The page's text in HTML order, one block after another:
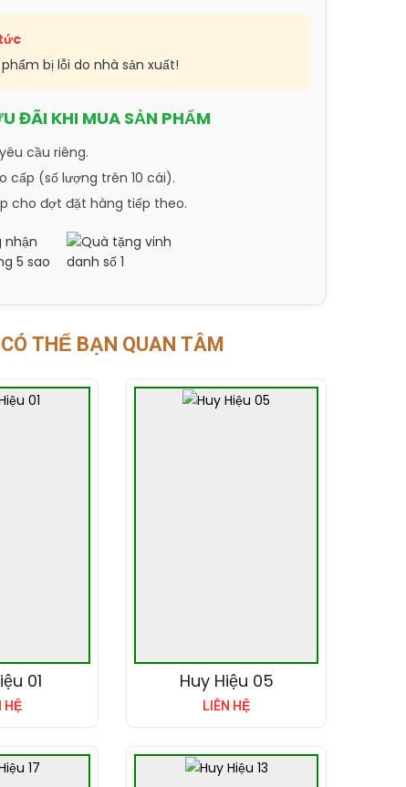
bị lỗi do nhà sản xuất!
ĐÃI KHI MUA SẢN PHẨM
cầu riêng.
cấp (số lượng trên 10 cái).
cho đợt đặt hàng tiếp theo.
CÓ THỂ BẠN QUAN TÂM
01
HỆ
Huy Hiệu 05
LIÊN HỆ